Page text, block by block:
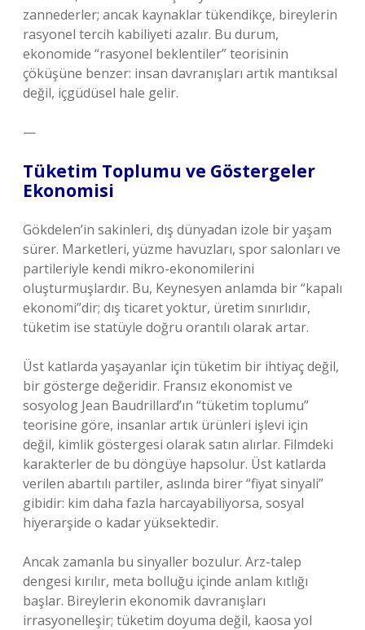
zannederler; ancak kaynaklar tükendikçe, bireylerin
rasyonel tercih kabiliyeti azalır. Bu durum,
ekonomide “rasyonel beklentiler” teorisinin
çöküşüne benzer: insan davranışları artık mantıksal
değil, içgüdüsel hale gelir.
—
Tüketim Toplumu ve Göstergeler
Ekonomisi
Gökdelen’in sakinleri, dış dünyadan izole bir yaşam
sürer. Marketleri, yüzme havuzları, spor salonları ve
partileriyle kendi mikro-ekonomilerini
oluşturmuşlardır. Bu, Keynesyen anlamda bir “kapalı
ekonomi”dir; dış ticaret yoktur, üretim sınırlıdır,
tüketim ise statüyle doğru orantılı olarak artar.
Üst katlarda yaşayanlar için tüketim bir ihtiyaç değil,
bir gösterge değeridir. Fransız ekonomist ve
sosyolog Jean Baudrillard’ın “tüketim toplumu”
teorisine göre, insanlar artık ürünleri işlevi için
değil, kimlik göstergesi olarak satın alırlar. Filmdeki
karakterler de bu döngüye hapsolur. Üst katlarda
verilen abartılı partiler, aslında birer “fiyat sinyali”
gibidir: kim daha fazla harcayabiliyorsa, sosyal
hiyerarşide o kadar yüksektedir.
Ancak zamanla bu sinyaller bozulur. Arz-talep
dengesi kırılır, meta bolluğu içinde anlam kıtlığı
başlar. Bireylerin ekonomik davranışları
irrasyonelleşir; tüketim doyuma değil, kaosa yol